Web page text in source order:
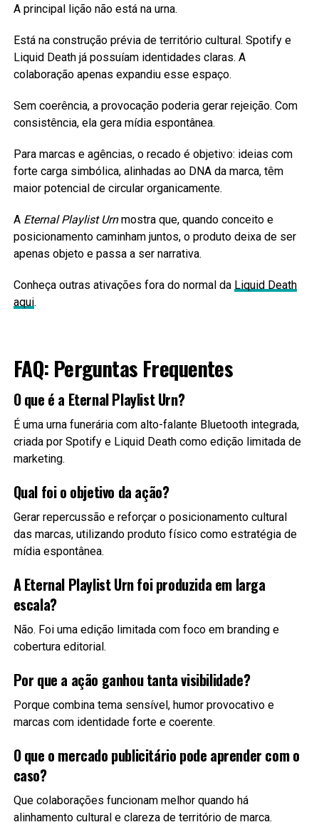
A principal lição não está na urna.
Está na construção prévia de território cultural. Spotify e
Liquid Death já possuíam identidades claras. A
colaboração apenas expandiu esse espaço.
Sem coerência, a provocação poderia gerar rejeição. Com
consistência, ela gera mídia espontânea.
Para marcas e agências, o recado é objetivo: ideias com
forte carga simbólica, alinhadas ao DNA da marca, têm
maior potencial de circular organicamente.
A Eternal Playlist Urnmostra que, quando conceito e
posicionamento caminham juntos, o produto deixa de ser
apenas objeto e passa a ser narrativa.
Conheça outras ativações fora do normal da Liquid Death
aqui.
FAQ: Perguntas Frequentes
O que é a Eternal Playlist Urn?
É uma urna funerária com alto-falante Bluetooth integrada,
criada por Spotify e Liquid Death como edição limitada de
marketing.
Qual foi o objetivo da ação?
Gerar repercussão e reforçar o posicionamento cultural
das marcas, utilizando produto físico como estratégia de
mídia espontânea.
A Eternal Playlist Urn foi produzida em larga
escala?
Não. Foi uma edição limitada com foco em branding e
cobertura editorial.
Por que a ação ganhou tanta visibilidade?
Porque combina tema sensível, humor provocativo e
marcas com identidade forte e coerente.
O que o mercado publicitário pode aprender com o
caso?
Que colaborações funcionam melhor quando há
alinhamento cultural e clareza de território de marca.